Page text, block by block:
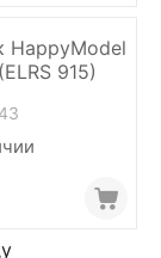
HappyModel
915)